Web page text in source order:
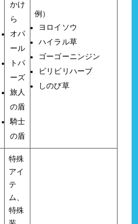
かけ
ら
オパ
ール
トパ
ーズ
旅人
の盾
騎士
の盾
例）
ヨロイソウ
ハイラル草
ゴーゴーニンジン
ビリビリハーブ
しのび草
特殊
アイ
テ
ム、
特殊